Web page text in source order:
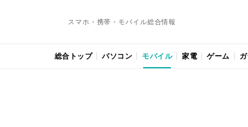
スマホ・携帯・モバイル総合情報
総合トップ パソコン モバイル 家電 ゲーム